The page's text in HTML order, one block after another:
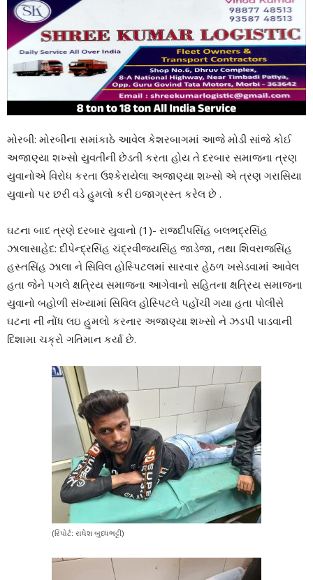
મોરબી: મોરબીના સમાંકાઠે આવેલ કેશરબાગમાં આજે મોડી સાંજે કોઈ
અજાણ્યા શખ્સો યુવતીની છેડતી કરતા હોય તે દરબાર સમાજના ત્રણ
યુવાનોએ વિરોધ કરતા ઉશ્કેરાયેલા અજાણ્યા શખ્સો એ ત્રણ ગરાસિયા
યુવાનો પર છરી વડે હુમલો કરી ઇજાગ્રસ્ત કરેલ છે .
ઘટના બાદ ત્રણે દરબાર યુવાનો (1)- રાજદીપસિંહ બલભદ્રસિંહ
ઝાલાસાહેદ: દીપેન્દ્રસિંહ ચંદ્રવીજયસિંહ જાડેજા, તથા શિવરાજસિંહ
હસ્તસિંહ ઝાલા ને સિવિલ હોસ્પિટલમાં સારવાર હેઠળ ખસેડવામાં આવેલ
હતા જેને પગલે ક્ષત્રિય સમાજના આગેવાનો સહિતના ક્ષત્રિય સમાજના
યુવાનો બહોળી સંખ્યામાં સિવિલ હોસ્પિટલે પહોંચી ગયા હતા પોલીસે
ઘટના ની નોંધ લઇ હુમલો કરનાર અજાણ્યા શખ્સો ને ઝડપી પાડવાની
દિશામા ચક્રો ગતિમાન કર્યા છે.
(રિપોર્ટ: રાધેશ બુધ્ધભટ્ટી)